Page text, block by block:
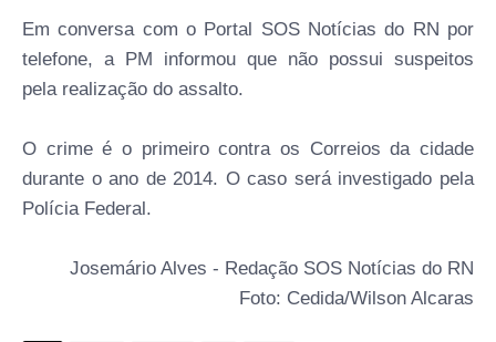
Em conversa com o Portal SOS Notícias do RN por
telefone, a PM informou que não possui suspeitos
pela realização do assalto.
O crime é o primeiro contra os Correios da cidade
durante o ano de 2014. O caso será investigado pela
Polícia Federal.
Josemário Alves - Redação SOS Notícias do RN
Foto: Cedida/Wilson Alcaras